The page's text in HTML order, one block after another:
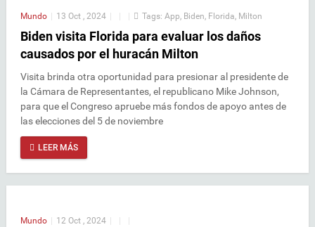
Mundo | 13 Oct , 2024 | | | Tags: App Biden Florida Milton
Biden visita Florida para evaluar los daños
causados por el huracán Milton
Visita brinda otra oportunidad para presionar al presidente de
la Cámara de Representantes, el republicano Mike Johnson,
para que el Congreso apruebe más fondos de apoyo antes de
las elecciones del 5 de noviembre
LEER MÁS
Mundo | 12 Oct , 2024 | |
|